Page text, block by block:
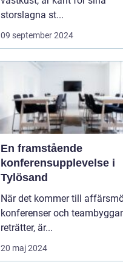
storslagna st...
09 september 2024
En framstående
konferensupplevelse i
Tylösand
När det kommer till
konferenser och
reträtter, är...
20 maj 2024